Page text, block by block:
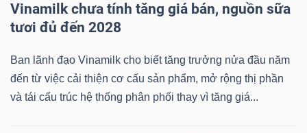
Vinamilk chưa tính tăng giá bán, nguồn sữa
tươi đủ đến 2028
Ban lãnh đạo Vinamilk cho biết tăng trưởng nửa đầu năm
đến từ việc cải thiện cơ cấu sản phẩm, mở rộng thị phần
và tái cấu trúc hệ thống phân phối thay vì tăng giá...
VẬT
LIỆU